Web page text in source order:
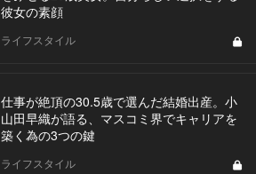
彼女の素顔
ライフスタイル
仕事が絶頂の30.5歳で選んだ結婚出産。小
山田早織が語る、マスコミ界でキャリアを
築く為の3つの鍵
ライフスタイル